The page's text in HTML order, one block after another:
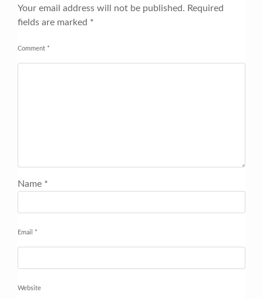
Your email address will not be published. Required
fields are marked *
Comment *
Name *
Email *
Website